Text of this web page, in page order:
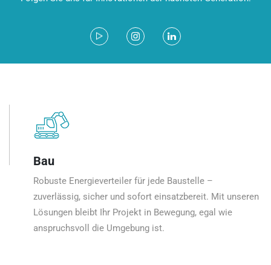
Bau
Robuste Energieverteiler für jede Baustelle –
zuverlässig, sicher und sofort einsatzbereit. Mit unseren
Lösungen bleibt Ihr Projekt in Bewegung, egal wie
anspruchsvoll die Umgebung ist.